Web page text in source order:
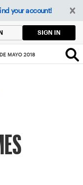
your account!
SIGN IN
MAYO 2018